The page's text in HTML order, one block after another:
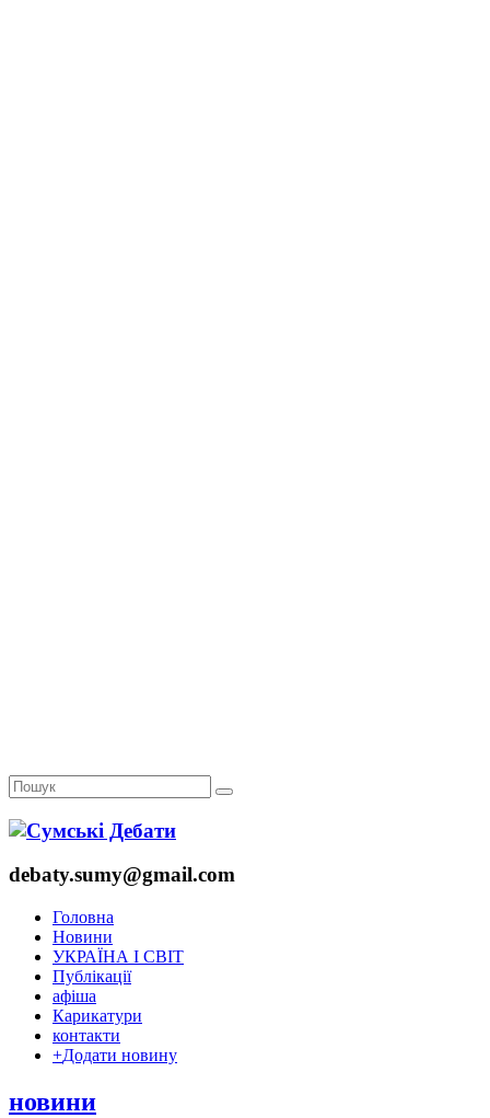
debaty.sumy@gmail.com
Головна
Новини
УКРАЇНА І СВІТ
Публікації
афіша
Карикатури
контакти
+Додати новину
новини